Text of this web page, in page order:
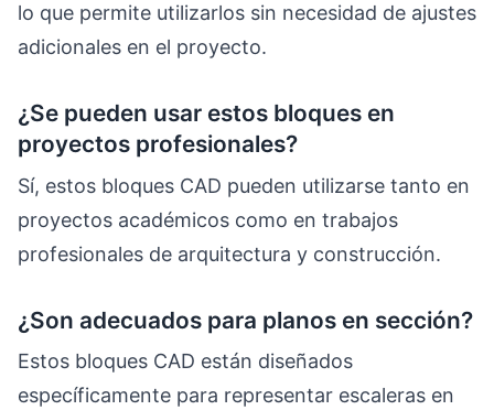
lo que permite utilizarlos sin necesidad de ajustes
adicionales en el proyecto.
¿Se pueden usar estos bloques en
proyectos profesionales?
Sí, estos bloques CAD pueden utilizarse tanto en
proyectos académicos como en trabajos
profesionales de arquitectura y construcción.
¿Son adecuados para planos en sección?
Estos bloques CAD están diseñados
específicamente para representar escaleras en